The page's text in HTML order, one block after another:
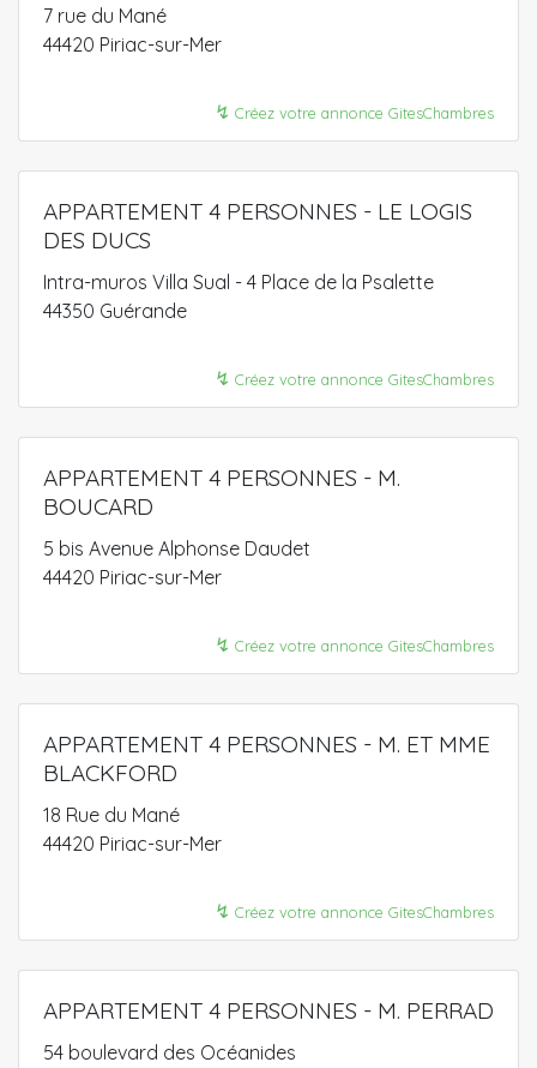
7 rue du Mané
44420 Piriac-sur-Mer
↯ Créez votre annonce GitesChambres
APPARTEMENT 4 PERSONNES - LE LOGIS
DES DUCS
Intra-muros Villa Sual - 4 Place de la Psalette
44350 Guérande
↯ Créez votre annonce GitesChambres
APPARTEMENT 4 PERSONNES - M.
BOUCARD
5 bis Avenue Alphonse Daudet
44420 Piriac-sur-Mer
↯ Créez votre annonce GitesChambres
APPARTEMENT 4 PERSONNES - M. ET MME
BLACKFORD
18 Rue du Mané
44420 Piriac-sur-Mer
↯ Créez votre annonce GitesChambres
APPARTEMENT 4 PERSONNES - M. PERRAD
54 boulevard des Océanides